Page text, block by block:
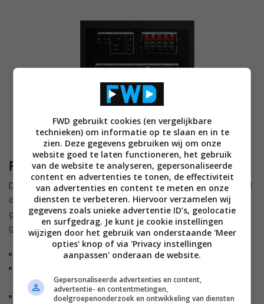
Prijs en beschikbaarheid
De CONCEPT 8 heeft een adviesprijs van 419,99 euro, terwijl
de CONCEPT 12 voor 649,99 euro over de toonbank
gaat. Teufel viert de lancering met extra voordelige
geprijsde sets.
CONSONO 25 CONCEPT “2.1-set” voor 399,99 euro
euro
CONSONO 35 CONCEPT Surround “5.1-set” voor 599,99
FWD gebruikt cookies (en vergelijkbare
technieken) om informatie op te slaan en in te
zien. Deze gegevens gebruiken wij om onze
website goed te laten functioneren, het gebruik
van de website te analyseren, gepersonaliseerde
content en advertenties te tonen, de effectiviteit
van advertenties en content te meten en onze
diensten te verbeteren. Hiervoor verzamelen wij
gegevens zoals unieke advertentie ID’s, geolocatie
en surfgedrag. Je kunt je cookie instellingen
wijzigen door het gebruik van onderstaande 'Meer
opties' knop of via 'Privacy instellingen
aanpassen' onderaan de website.
Gepersonaliseerde advertenties en content,
advertentie- en contentmetingen,
doelgroepenonderzoek en ontwikkeling van diensten